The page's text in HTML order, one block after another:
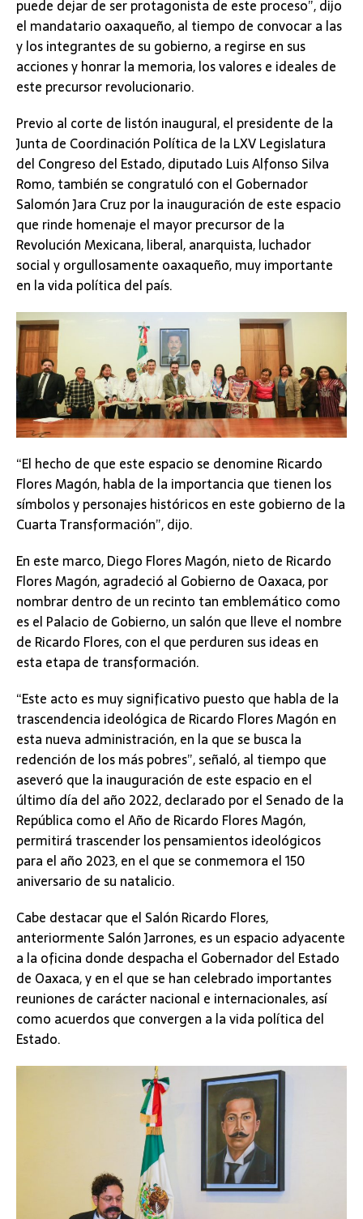
puede dejar de ser protagonista de este proceso”, dijo
el mandatario oaxaqueño, al tiempo de convocar a las
y los integrantes de su gobierno, a regirse en sus
acciones y honrar la memoria, los valores e ideales de
este precursor revolucionario.
Previo al corte de listón inaugural, el presidente de la
Junta de Coordinación Política de la LXV Legislatura
del Congreso del Estado, diputado Luis Alfonso Silva
Romo, también se congratuló con el Gobernador
Salomón Jara Cruz por la inauguración de este espacio
que rinde homenaje el mayor precursor de la
Revolución Mexicana, liberal, anarquista, luchador
social y orgullosamente oaxaqueño, muy importante
en la vida política del país.
“El hecho de que este espacio se denomine Ricardo
Flores Magón, habla de la importancia que tienen los
símbolos y personajes históricos en este gobierno de la
Cuarta Transformación”, dijo.
En este marco, Diego Flores Magón, nieto de Ricardo
Flores Magón, agradeció al Gobierno de Oaxaca, por
nombrar dentro de un recinto tan emblemático como
es el Palacio de Gobierno, un salón que lleve el nombre
de Ricardo Flores, con el que perduren sus ideas en
esta etapa de transformación.
“Este acto es muy significativo puesto que habla de la
trascendencia ideológica de Ricardo Flores Magón en
esta nueva administración, en la que se busca la
redención de los más pobres”, señaló, al tiempo que
aseveró que la inauguración de este espacio en el
último día del año 2022, declarado por el Senado de la
República como el Año de Ricardo Flores Magón,
permitirá trascender los pensamientos ideológicos
para el año 2023, en el que se conmemora el 150
aniversario de su natalicio.
Cabe destacar que el Salón Ricardo Flores,
anteriormente Salón Jarrones, es un espacio adyacente
a la oficina donde despacha el Gobernador del Estado
de Oaxaca, y en el que se han celebrado importantes
reuniones de carácter nacional e internacionales, así
como acuerdos que convergen a la vida política del
Estado.